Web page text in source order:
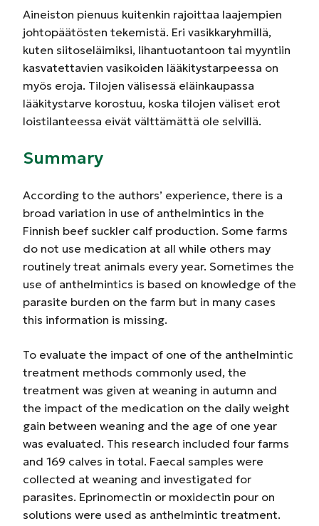
Aineiston pienuus kuitenkin rajoittaa laajempien
johtopäätösten tekemistä. Eri vasikkaryhmillä,
kuten siitoseläimiksi, lihantuotantoon tai myyntiin
kasvatettavien vasikoiden lääkitystarpeessa on
myös eroja. Tilojen välisessä eläinkaupassa
lääkitystarve korostuu, koska tilojen väliset erot
loistilanteessa eivät välttämättä ole selvillä.
Summary
According to the authors’ experience, there is a
broad variation in use of anthelmintics in the
Finnish beef suckler calf production. Some farms
do not use medication at all while others may
routinely treat animals every year. Sometimes the
use of anthelmintics is based on knowledge of the
parasite burden on the farm but in many cases
this information is missing.
To evaluate the impact of one of the anthelmintic
treatment methods commonly used, the
treatment was given at weaning in autumn and
the impact of the medication on the daily weight
gain between weaning and the age of one year
was evaluated. This research included four farms
and 169 calves in total. Faecal samples were
collected at weaning and investigated for
parasites. Eprinomectin or moxidectin pour on
solutions were used as anthelmintic treatment.